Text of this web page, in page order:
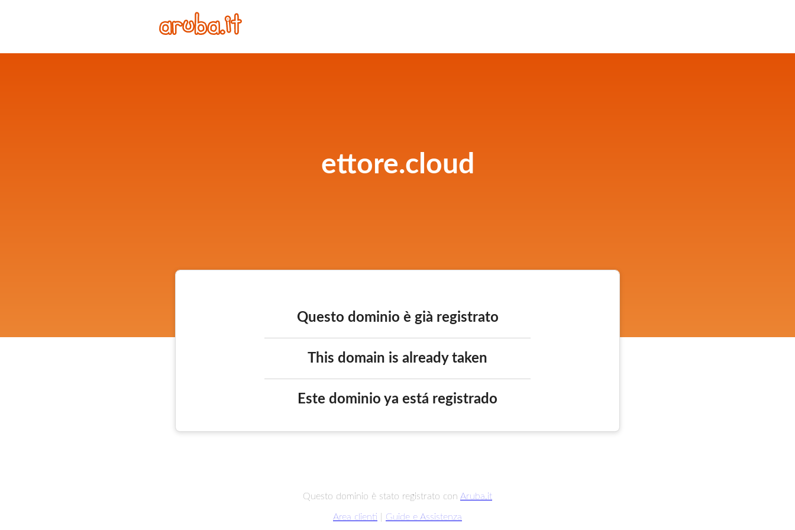
ettore.cloud
Questo dominio è già registrato
This domain is already taken
Este dominio ya está registrado
Questo dominio è stato registrato con Aruba.it
Area clienti Guide e Assistenza